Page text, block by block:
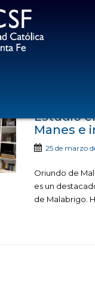
Estudió
Manes e
25 de marzo
Oriundo de
es un
de Malabrigo.